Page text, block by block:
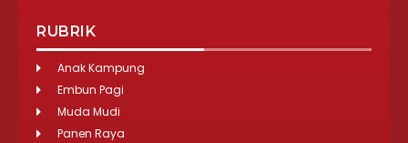
RUBRIK
Anak Kampung
Embun Pagi
Muda Mudi
Panen Raya